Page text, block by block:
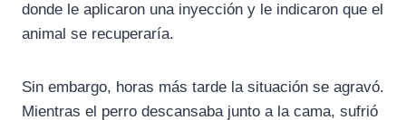
donde le aplicaron una inyección y le indicaron que el
animal se recuperaría.
Sin embargo, horas más tarde la situación se agravó.
Mientras el perro descansaba junto a la cama, sufrió